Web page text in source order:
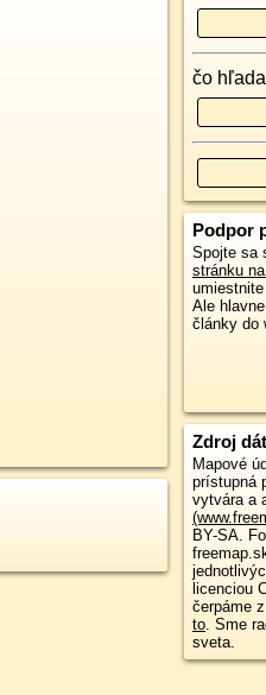
čo
Podpor
Spojte sa
stránku
Ale
články do
Zdroj dát
Mapové
prístupná
vytvára a
BY-SA.
licenciou
čerpáme z
to. Sme
sveta.